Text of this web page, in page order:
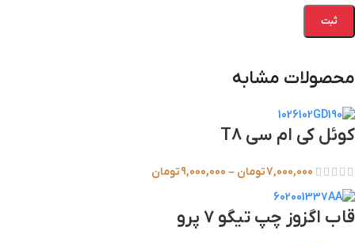
محصولات مشابه
کوئل کی ام سی T8
7,000,000تومان –
9,000,000تومان
قاب اگزوز چپ تیگو 7 پرو